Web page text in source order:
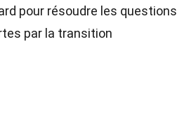
pour résoudre les questions
par la transition